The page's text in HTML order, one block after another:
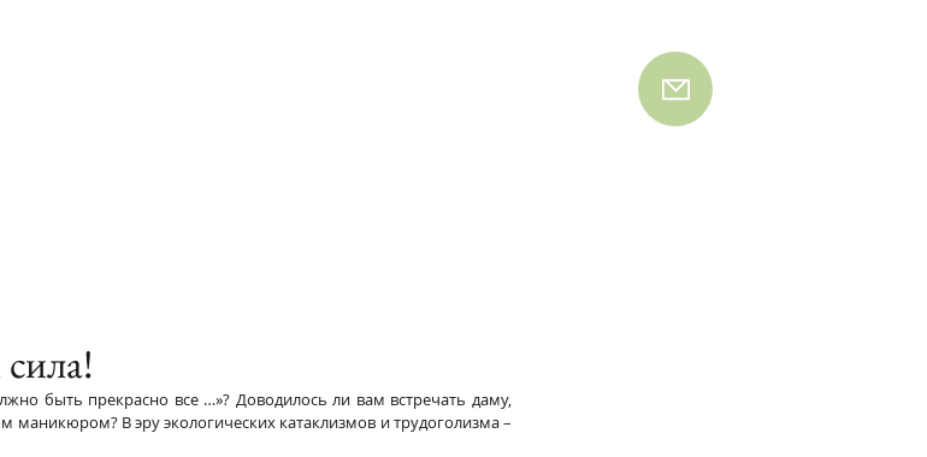
быть прекрасно все …»? Доводилось ли вам встречать даму,
В эру экологических катаклизмов и трудоголизма –